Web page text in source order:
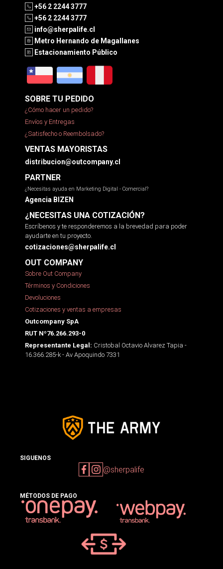
+56 2 2244 3777
+56 2 2244 3777
info@sherpalife.cl
Metro Hernando de Magallanes
Estacionamiento Público
SOBRE TU PEDIDO
¿Cómo hacer un pedido?
Envíos y Entregas
¿Satisfecho o Reembolsado?
VENTAS MAYORISTAS
distribucion@outcompany.cl
PARTNER
¿Necesitas ayuda en Marketing Digital - Comercial?
Agencia BIZEN
¿NECESITAS UNA COTIZACIÓN?
Escríbenos y te responderemos a la brevedad para poder
ayudarte en tu proyecto.
cotizaciones@sherpalife.cl
OUT COMPANY
Sobre Out Company
Términos y Condiciones
Devoluciones
Cotizaciones y ventas a empresas
Outcompany SpA
RUT Nº76.266.293-0
Representante Legal: Cristobal Octavio Alvarez Tapia -
16.366.285-k - Av Apoquindo 7331
SIGUENOS
@sherpalife
MÉTODOS DE PAGO